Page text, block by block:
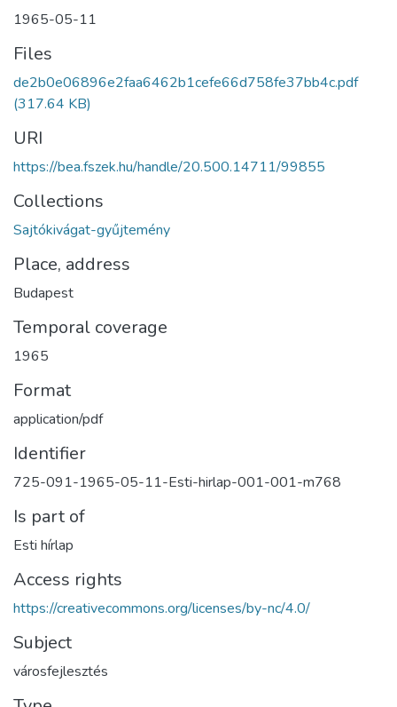
1965-05-11
Files
de2b0e06896e2faa6462b1cefe66d758fe37bb4c.pdf
(317.64 KB)
URI
https://bea.fszek.hu/handle/20.500.14711/99855
Collections
Sajtókivágat-gyűjtemény
Place, address
Budapest
Temporal coverage
1965
Format
application/pdf
Identifier
725-091-1965-05-11-Esti-hirlap-001-001-m768
Is part of
Esti hírlap
Access rights
https://creativecommons.org/licenses/by-nc/4.0/
Subject
városfejlesztés